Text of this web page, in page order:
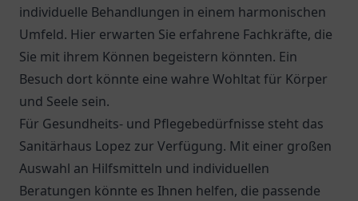
individuelle Behandlungen in einem harmonischen
Umfeld. Hier erwarten Sie erfahrene Fachkräfte, die
Sie mit ihrem Können begeistern könnten. Ein
Besuch dort könnte eine wahre Wohltat für Körper
und Seele sein.
Für Gesundheits- und Pflegebedürfnisse steht das
Sanitärhaus Lopez zur Verfügung. Mit einer großen
Auswahl an Hilfsmitteln und individuellen
Beratungen könnte es Ihnen helfen, die passende